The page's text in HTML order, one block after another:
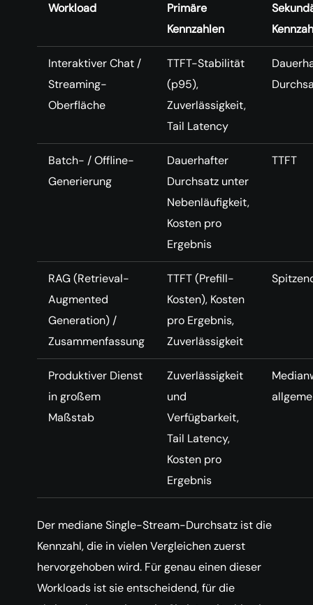
Workload
Primäre
Kennzahlen
Interaktiver Chat /
Streaming-
Oberfläche
TTFT-Stabilität
(p95),
Zuverlässigkeit,
Tail Latency
Batch- / Offline-
Generierung
Dauerhafter
Durchsatz unter
Nebenläufigkeit,
Kosten pro
Ergebnis
TTFT
RAG (Retrieval-
Augmented
Generation) /
Zusammenfassung
TTFT (Prefill-
Kosten), Kosten
pro Ergebnis,
Zuverlässigkeit
Produktiver Dienst
in großem
Maßstab
Zuverlässigkeit
und
Verfügbarkeit,
Tail Latency,
Kosten pro
Ergebnis
Der mediane Single-Stream-Durchsatz ist die
Kennzahl, die in vielen Vergleichen zuerst
hervorgehoben wird. Für genau einen dieser
Workloads ist sie entscheidend, für die